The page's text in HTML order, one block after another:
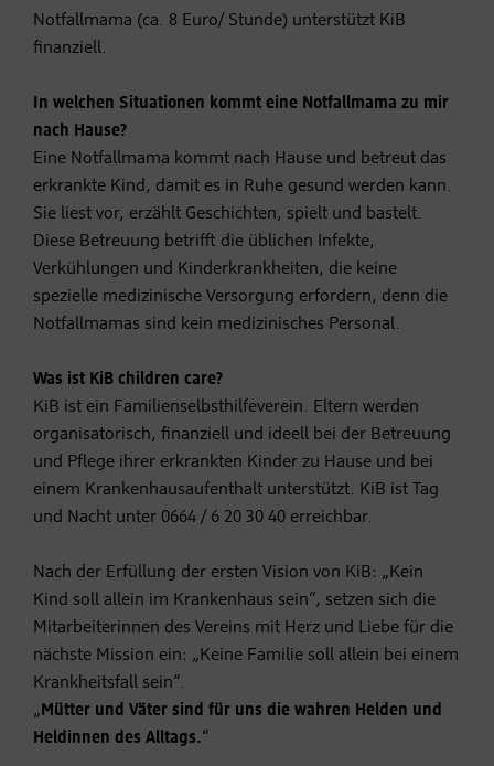
Notfallmama (ca. 8 Euro/ Stunde) unterstützt KiB
finanziell.
In welchen Situationen kommt eine Notfallmama zu mir
nach Hause?
Eine Notfallmama kommt nach Hause und betreut das
erkrankte Kind, damit es in Ruhe gesund werden kann.
Sie liest vor, erzählt Geschichten, spielt und bastelt.
Diese Betreuung betrifft die üblichen Infekte,
Verkühlungen und Kinderkrankheiten, die keine
spezielle medizinische Versorgung erfordern, denn die
Notfallmamas sind kein medizinisches Personal.
Was ist KiB children care?
KiB ist ein Familienselbsthilfeverein. Eltern werden
organisatorisch, finanziell und ideell bei der Betreuung
und Pflege ihrer erkrankten Kinder zu Hause und bei
einem Krankenhausaufenthalt unterstützt. KiB ist Tag
und Nacht unter 0664 / 6 20 30 40 erreichbar.
Nach der Erfüllung der ersten Vision von KiB: „Kein
Kind soll allein im Krankenhaus sein“, setzen sich die
Mitarbeiterinnen des Vereins mit Herz und Liebe für die
nächste Mission ein: „Keine Familie soll allein bei einem
Krankheitsfall sein“.
„Mütter und Väter sind für uns die wahren Helden und
Heldinnen des Alltags.“